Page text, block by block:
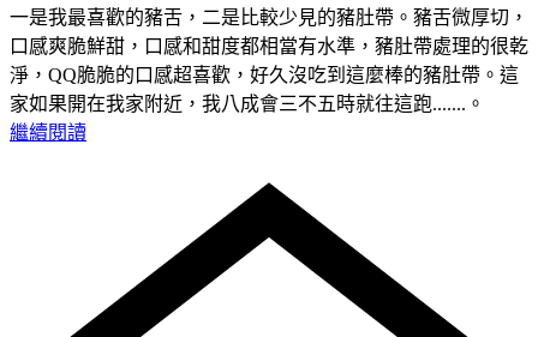
一是我最喜歡的豬舌，二是比較少見的豬肚帶。豬舌微厚切，
口感爽脆鮮甜，口感和甜度都相當有水準，豬肚帶處理的很乾
淨，QQ脆脆的口感超喜歡，好久沒吃到這麼棒的豬肚帶。這
家如果開在我家附近，我八成會三不五時就往這跑.......。
繼續閱讀